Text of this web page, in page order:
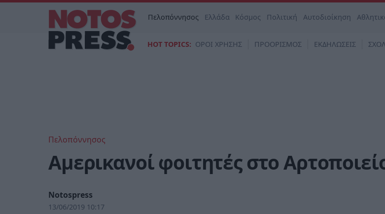
Πελοπόννησος Ελλάδα Κόσμος Πολιτική Αυτοδιοίκηση
HOT TOPICS: ΟΡΟΙ ΧΡΗΣΗΣ ΠΡΟΟΡΙΣΜΟΣ ΕΚΔΗΛΩΣΕΙΣ
Πελοπόννησος
Αμερικανοί φοιτητές στο
Notospress
13/06/2019 10:17